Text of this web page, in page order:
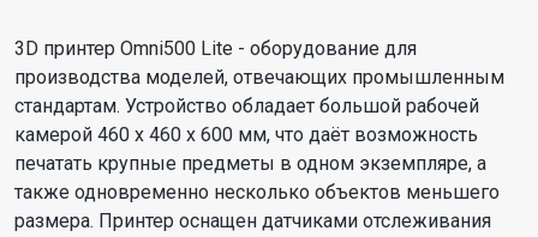
3D принтер Omni500 Lite - оборудование для
производства моделей, отвечающих промышленным
стандартам. Устройство обладает большой рабочей
камерой 460 x 460 x 600 мм, что даёт возможность
печатать крупные предметы в одном экземпляре, а
также одновременно несколько объектов меньшего
размера. Принтер оснащен датчиками отслеживания